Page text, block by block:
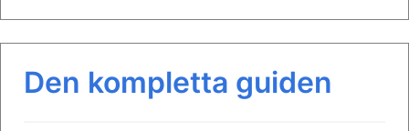
Den kompletta guiden